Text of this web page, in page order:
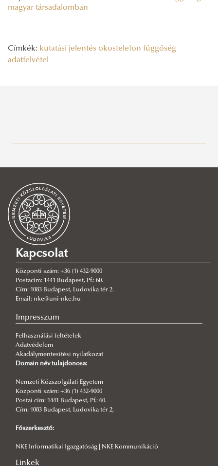
Deepfake a választási kampányban – Kutatói workshop
2026/07/03
Kormányzati hatalom a platformok korában
2026/06/29
Az UNESCO bemutatta családi útmutatóját a digitális korhoz
2026/06/17
Society of Internet Platforms V. – nemzetközi konferencia
2026/06/04
UNESCO Tanszékünk az Európai Bizottság AI tanácsadói között
konferenciabeszámoló
2026/05/16
Társadalmi és szabályozási jövőképek a legújabb technológiák
között – konferencia program
Alina Kirillinával az UNESCO Magyar Nemzeti Bizottságánál
2026/05/15
Ki tanít kit? Ember és gép az MI-korszakban
Digital Skills and Platform Use in the genAI Era - workshop
magyar társadalomban
Címkék: kutatási jelentés okostelefon függőség
adatfelvétel
Kapcsolat
Központi szám: +36 (1) 432-9000
Postacím: 1441 Budapest, Pf.: 60.
Cím: 1083 Budapest, Ludovika tér 2.
Email: nke@uni-nke.hu
Impresszum
Felhasználási feltételek
Adatvédelem
Akadálymentesítési nyilatkozat
Domain név tulajdonosa:
Nemzeti Közszolgálati Egyetem
Központi szám: +36 (1) 432-9000
Postai cím: 1441 Budapest, Pf.: 60.
Cím: 1083 Budapest, Ludovika tér 2,
Főszerkesztő:
NKE Informatikai Igazgatóság | NKE Kommunikáció
Linkek